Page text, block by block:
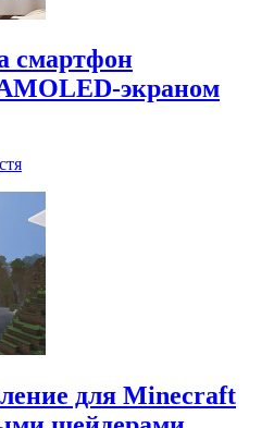
смартфон
экраном
для Minecraft